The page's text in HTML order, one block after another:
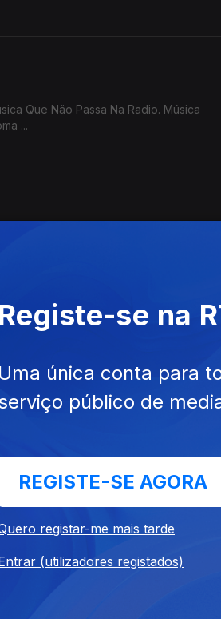
Que Não Passa Na Radio. Música
...
John Carroll Kirby, Eddie
Batidas". Bark Psychosis em Câmara
do Conde. Anohni no Som da
Nuno Canavarro, Ursula Rucker, Hercules and Love Affair
Lenta. Música de Fauzia, Keiyaa,
Registe-se na
Uma única conta para
público de
REGISTE-SE AGORA
registar-me mais tarde
(utilizadores registados)